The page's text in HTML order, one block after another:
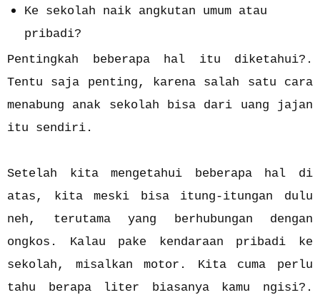
Ke sekolah naik angkutan umum atau
pribadi?
Pentingkah beberapa hal itu diketahui?.
Tentu saja penting, karena salah satu cara
menabung anak sekolah bisa dari uang jajan
itu sendiri.
Setelah kita mengetahui beberapa hal di
atas, kita meski bisa itung-itungan dulu
neh, terutama yang berhubungan dengan
ongkos. Kalau pake kendaraan pribadi ke
sekolah, misalkan motor. Kita cuma perlu
tahu berapa liter biasanya kamu ngisi?.